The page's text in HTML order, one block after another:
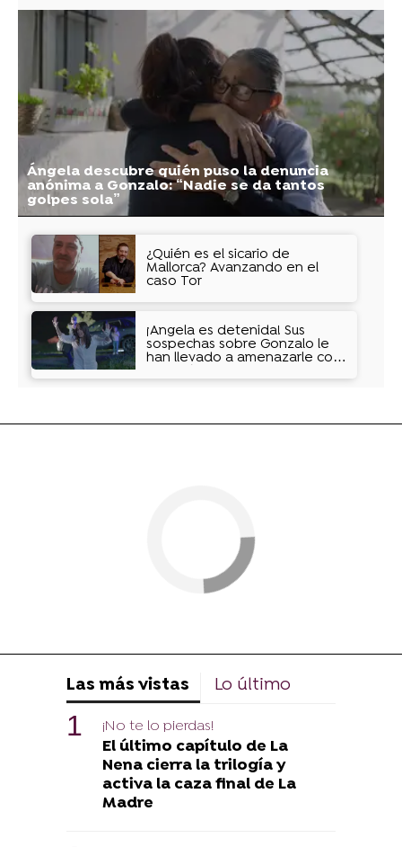
Ángela descubre quién puso la denuncia
anónima a Gonzalo: “Nadie se da tantos
golpes sola”
¿Quién es el sicario de
Mallorca? Avanzando en el
caso Tor
¡Ángela es detenida! Sus
sospechas sobre Gonzalo le
han llevado a amenazarle con
Las más vistas Lo último
¡No te lo pierdas!
El último capítulo de La
Nena cierra la trilogía y
activa la caza final de La
Madre